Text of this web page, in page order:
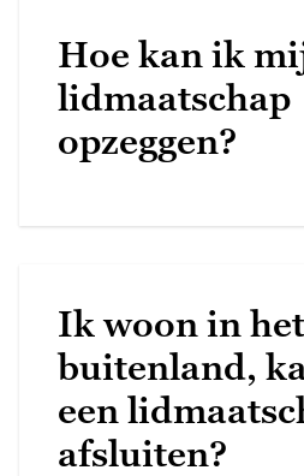
Hoe kan ik
lidmaatschap
opzeggen?
Ik woon in het
buitenland,
een
afsluiten?